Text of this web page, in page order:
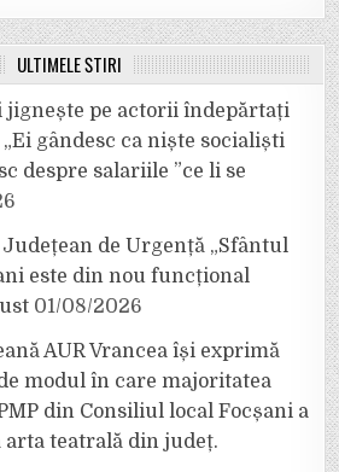
ULTIMELE ȘTIRI
pe actorii îndepărtați
gândesc ca niște socialiști
despre salariile ”ce li se
de Urgență „Sfântul
este din nou funcțional
01/08/2026
AUR Vrancea își exprimă
modul în care majoritatea
din Consiliul local Focșani a
teatrală din județ.